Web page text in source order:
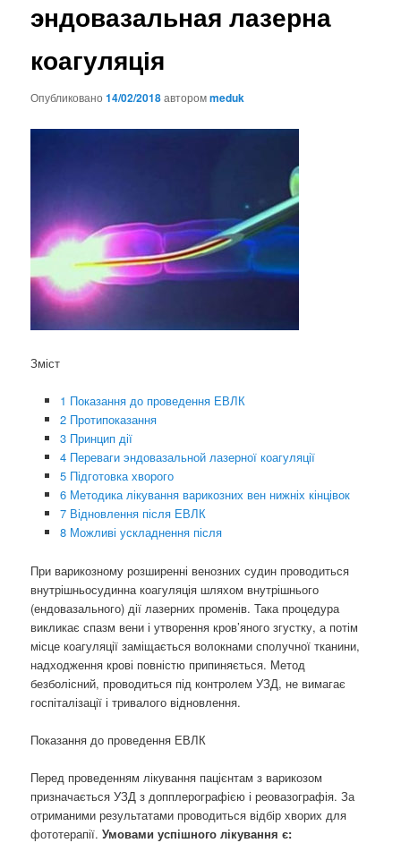
эндовазальная лазерна
коагуляція
Опубликовано14/02/2018авторомmeduk
Зміст
1 Показання до проведення ЕВЛК
2 Протипоказання
3 Принцип дії
4 Переваги эндовазальной лазерної коагуляції
5 Підготовка хворого
6 Методика лікування варикозних вен нижніх кінцівок
7 Відновлення після ЕВЛК
8 Можливі ускладнення після
При варикозному розширенні венозних судин проводиться
внутрішньосудинна коагуляція шляхом внутрішнього
(ендовазального) дії лазерних променів. Така процедура
викликає спазм вени і утворення кров’яного згустку, а потім
місце коагуляції заміщається волокнами сполучної тканини,
надходження крові повністю припиняється. Метод
безболісний, проводиться під контролем УЗД, не вимагає
госпіталізації і тривалого відновлення.
Показання до проведення ЕВЛК
Перед проведенням лікування пацієнтам з варикозом
призначається УЗД з допплерографією і реовазографія. За
отриманими результатами проводиться відбір хворих для
фототерапії.Умовами успішного лікування є: